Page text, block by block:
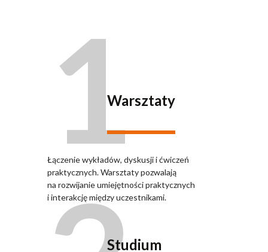
1Warsztaty
Łączenie wykładów, dyskusji i ćwiczeń
praktycznych. Warsztaty pozwalają
na rozwijanie umiejętności praktycznych
i interakcję między uczestnikami.
Studium